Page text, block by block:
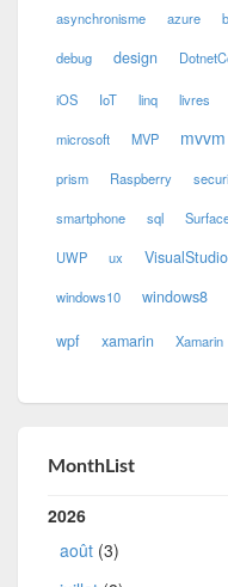
asynchronisme azure
debug design
iOS IoT linq livres
microsoft MVP mvvm
prism Raspberry
smartphone sql
UWP ux VisualStudio
windows10 windows8
wpf xamarin Xamarin
MonthList
2026
août (3)